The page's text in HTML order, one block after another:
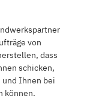
von
dass
schicken,
Ihnen bei
können.